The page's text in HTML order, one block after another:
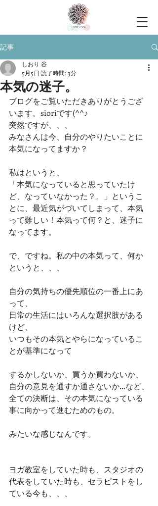
記事
本気の迷子。
しおり 谷
5月5日 読了時間: 3分
ブログをご覧いただきありがとうござ
います。sioriです(^^♪
突然ですが、、、
みなさんは今、自分のやりたいことに
本気になってますか？
私はというと、
「本気になっていると思っていたけ
ど、なっていなかった？。」というこ
とに、最近気がづいてしまって、本気
って難しい！本気って何？と、迷子に
なってます。
で、ですね。私の中の本気って、何か
というと、、、
自分の気持ちの優先順位の一番上にあ
って、
日常の生活にはいろんな選択肢がある
けど、
いつもその本気とやらになっているこ
とが基準になって
するかしないか、買うか買わないか、
自分の意見を通すか通さないか…など、
全ての決断は、その本気になっている
事に向かって進むためのもの。
みたいな感じなんです。
ヨガ教室をしていた時も、スタジオの
代表をしていた時も、セラピストをし
ている今も、、、